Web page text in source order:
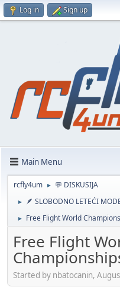
Log in Sign up
Main Menu
rcfly4um ► 💬 DISKUSIJA
► 🪶 SLOBODNO LETEĆI
► Free Flight World
Free Flight
Started by nbatocanin,